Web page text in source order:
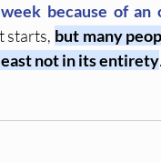
because of an
starts, but many
not in its entirety.